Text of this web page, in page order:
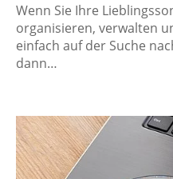
Wenn Sie Ihre
organisieren, verwalten
einfach auf der Suche
dann…